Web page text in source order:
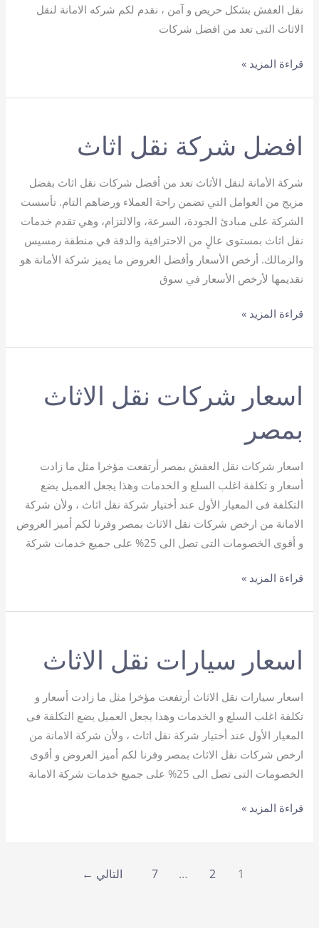
نقل العفش بشكل حريص و آمن ، نقدم لكم شركه الامانة لنقل
الاثاث التى تعد من افضل شركات
ارخص
نقل
قراءة المزيد »
افضل شركة نقل اثاث
شركة الأمانة لنقل الأثاث تعد من أفضل شركات نقل اثاث بفضل
مزيج من العوامل التي تضمن راحة العملاء ورضاهم التام. تأسست
الشركة على مبادئ الجودة، السرعة، والالتزام، وهي تقدم خدمات
نقل اثاث بمستوى عالٍ من الاحترافية والدقة في منطقة رمسيس
والزمالك. أرخص الأسعار وأفضل العروض ما يميز شركة الأمانة هو
تقديمها لأرخص الأسعار في سوق
افضل
نقل
قراءة المزيد »
اسعار شركات نقل الاثاث
بمصر
اسعار شركات نقل العفش بمصر أرتفعت مؤخرا مثل ما زادت
أسعار و تكلفة اغلب السلع و الخدمات وهذا يجعل العميل يضع
التكلفة فى المعيار الأول عند أختيار شركة نقل اثاث ، ولأن شركة
الامانة من ارخص شركات نقل الاثاث بمصر وفرنا لكم أميز العروض
و أقوى الخصومات التى تصل الى 25% على جميع خدمات شركة
اسعار
نقل
بمصر
قراءة المزيد »
اسعار سيارات نقل الاثاث
اسعار سيارات نقل الاثاث أرتفعت مؤخرا مثل ما زادت أسعار و
تكلفة اغلب السلع و الخدمات وهذا يجعل العميل يضع التكلفة فى
المعيار الأول عند أختيار شركة نقل اثاث ، ولأن شركة الامانة من
ارخص شركات نقل الاثاث بمصر وفرنا لكم أميز العروض و أقوى
الخصومات التى تصل الى 25% على جميع خدمات شركة الامانة
اسعار
قراءة المزيد »
1
2
…
7 التالي ←